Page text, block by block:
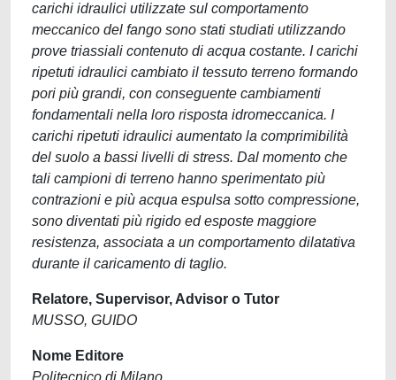
carichi idraulici utilizzate sul comportamento
meccanico del fango sono stati studiati utilizzando
prove triassiali contenuto di acqua costante. I carichi
ripetuti idraulici cambiato il tessuto terreno formando
pori più grandi, con conseguente cambiamenti
fondamentali nella loro risposta idromeccanica. I
carichi ripetuti idraulici aumentato la comprimibilità
del suolo a bassi livelli di stress. Dal momento che
tali campioni di terreno hanno sperimentato più
contrazioni e più acqua espulsa sotto compressione,
sono diventati più rigido ed esposte maggiore
resistenza, associata a un comportamento dilatativa
durante il caricamento di taglio.
Relatore, Supervisor, Advisor o Tutor
MUSSO, GUIDO
Nome Editore
Politecnico di Milano